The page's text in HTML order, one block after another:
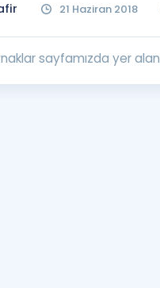
21 Haziran 2018
sayfamızda yer alan